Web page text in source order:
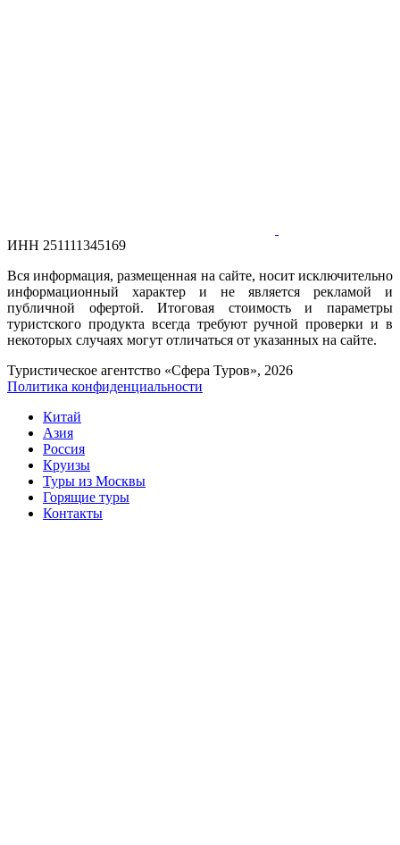
ИНН 251111345169
Вся информация, размещенная на сайте, носит исключительно
информационный характер и не является рекламой и
публичной офертой. Итоговая стоимость и параметры
туристского продукта всегда требуют ручной проверки и в
некоторых случаях могут отличаться от указанных на сайте.
Туристическое агентство «Сфера Туров», 2026
Политика конфиденциальности
Китай
Азия
Россия
Круизы
Туры из Москвы
Горящие туры
Контакты